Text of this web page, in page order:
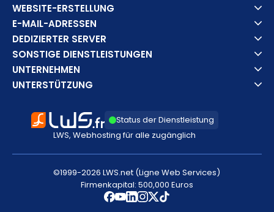
WEBSITE-ERSTELLUNG
E-MAIL-ADRESSEN
DEDIZIERTER SERVER
SONSTIGE DIENSTLEISTUNGEN
UNTERNEHMEN
UNTERSTÜTZUNG
Status der Dienstleistung
LWS, Webhosting für alle zugänglich
©1999-2026 LWS.net (Ligne Web Services)
Firmenkapital: 500,000 Euros